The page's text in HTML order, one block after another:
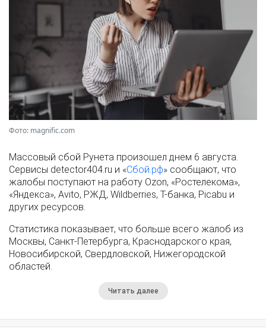
Фото: magnific.com
Массовый сбой Рунета произошел днем 6 августа.
Сервисы detector404.ru и «Сбой.рф» сообщают, что
жалобы поступают на работу Ozon, «Ростелекома»,
«Яндекса», Avito, РЖД, Wildberries, Т-банка, Picabu и
других ресурсов.
Статистика показывает, что больше всего жалоб из
Москвы, Санкт-Петербурга, Краснодарского края,
Новосибирской, Свердловской, Нижегородской
областей.
Читать далее